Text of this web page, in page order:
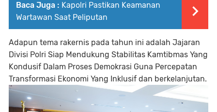
Baca Juga : Kapolri Pastikan Keamanan
Wartawan Saat Peliputan
Adapun tema rakernis pada tahun ini adalah Jajaran
Divisi Polri Siap Mendukung Stabilitas Kamtibmas Yang
Kondusif Dalam Proses Demokrasi Guna Percepatan
Transformasi Ekonomi Yang Inklusif dan berkelanjutan.